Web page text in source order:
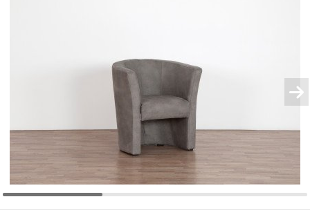
Markenwelt
Letz-
Deals